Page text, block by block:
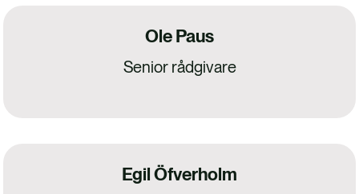
Ole Paus
Senior rådgivare
Egil Öfverholm